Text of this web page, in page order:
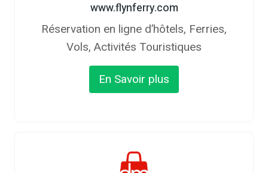
www.flynferry.com
Réservation en ligne d’hôtels, Ferries,
Vols, Activités Touristiques
En Savoir plus